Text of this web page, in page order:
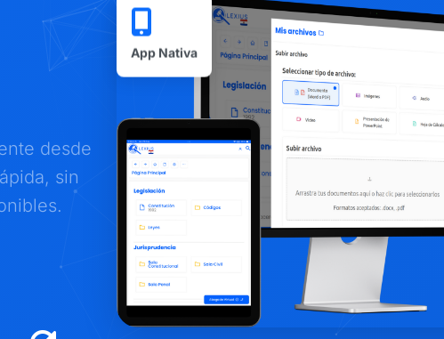
desde
sin
App Nativa